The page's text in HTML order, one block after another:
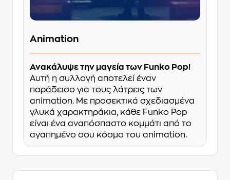
Animation
Ανακάλυψε την μαγεία των Funko Pop!
Αυτή η συλλογή αποτελεί έναν
παράδεισο για τους λάτρεις των
animation. Με προσεκτικά σχεδιασμένα
γλυκά χαρακτηράκια, κάθε Funko Pop
είναι ένα αναπόσπαστο κομμάτι από το
αγαπημένο σου κόσμο του animation.